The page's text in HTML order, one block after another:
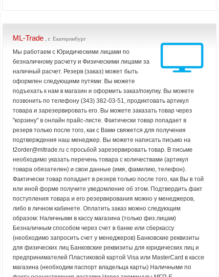
ML-Trade , г. Екатеринбург
Мы работаем с Юридическими лицами по
безналичному расчету и Физическими лицами за
наличный расчет. Резерв (заказ) может быть
оформлен следующими путями: Вы можете
подъехать к нам в магазин и оформить заказ/покупку. Вы можете
позвонить по телефону (343) 382-03-51, продиктовать артикул
товара и зарезервировать его. Вы можете заказать товар через
"корзину" в онлайн прайс-листе. Фактически товар попадает в
резерв только после того, как с Вами свяжется для получения
подтверждения наш менеджер. Вы можете написать письмо на
t2order@mltrade.ru с просьбой зарезервировать товар. В письме
необходимо указать перечень товара с количествами (артикул
товара обязателен) и свои данные (имя, фамилию, телефон).
Фактически товар попадает в резерв только после того, как Вы в той
или иной форме получите уведомление об этом. Подтвердить факт
поступления товара и его резервирования можно у менеджеров,
либо в личном кабинете. Оплатить заказ можно следующим
образом: Наличными в кассу магазина (только физ.лицам)
Безналичным способом через счет в банке или сберкассу
(необходимо запросить счет у менеджеров) Банковские реквизиты
для физических лиц Банковские реквизиты для юридических лиц и
предпринимателей Пластиковой картой Visa или MasterCard в кассе
магазина (необходим паспорт владельца карты) Наличными по